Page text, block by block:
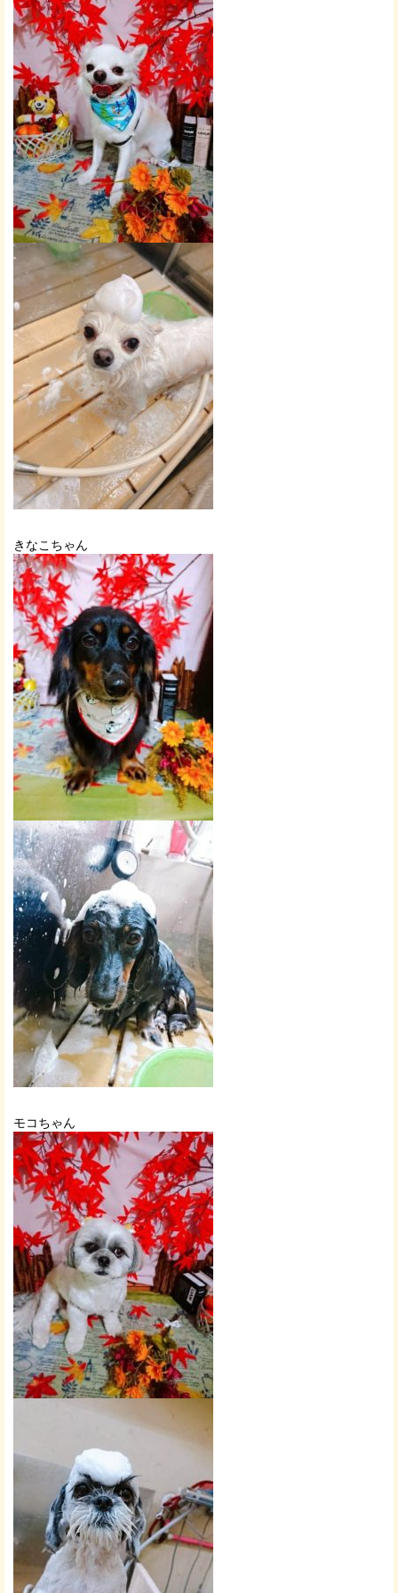
きなこちゃん
モコちゃん